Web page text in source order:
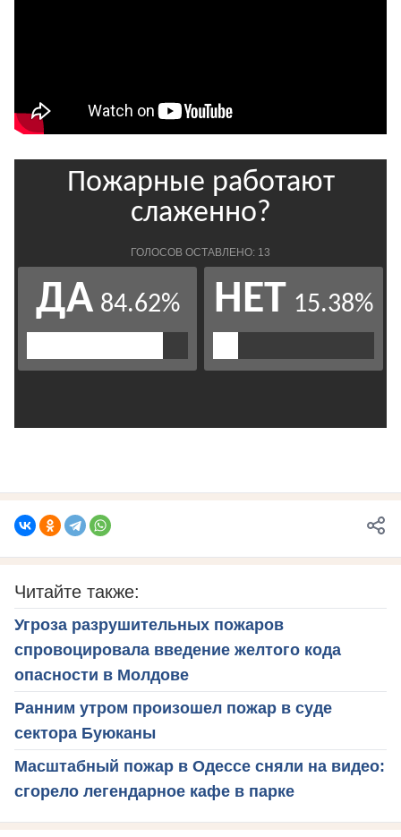
Читайте также:
Угроза разрушительных пожаров
спровоцировала введение желтого кода
опасности в Молдове
Ранним утром произошел пожар в суде
сектора Буюканы
Масштабный пожар в Одессе сняли на видео:
сгорело легендарное кафе в парке